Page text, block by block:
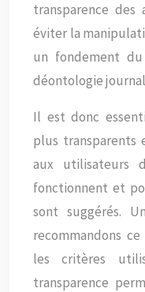
transparence
éviter la
un fondement
déontologie
Il est donc
plus transparents
aux utilisateurs
fonctionnent et
sont suggérés.
recommandons
les critères
transparence